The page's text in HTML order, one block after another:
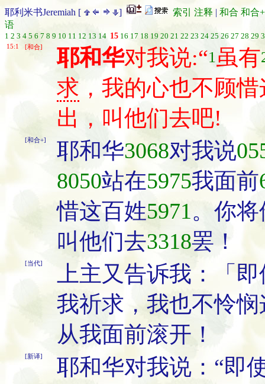
耶利米书Jeremiah [ ] 索引 注释 | 和合 和合+
语
1 2 3 4 5 6 7 8 9 10 11 12 13 14 15 16 17 18 19 20 21 22 23 24 25 26 27 28 29
15:1 [和合] 耶和华对我说:“1 虽有
求 ，我的心也不顾
出，叫他们去吧!
[和合+] 耶和华3068对我说
8050站在5975我面前
惜这百姓5971。你
叫他们去3318罢！
[当代]
上主又告诉我：「
我祈求，我也不怜
从我面前滚开！
[新译]
耶和华对我说：“即